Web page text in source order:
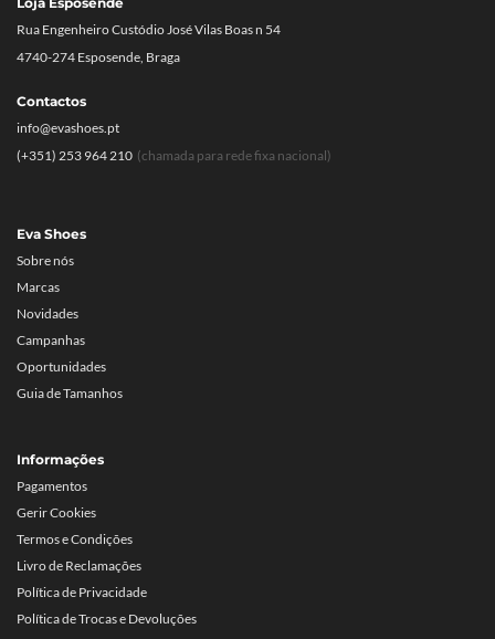
Eva Shoes
Sobre nós
Marcas
Novidades
Campanhas
Oportunidades
Guia de Tamanhos
Informações
Pagamentos
Gerir Cookies
Termos e Condições
Livro de Reclamações
Política de Privacidade
Política de Trocas e Devoluções
Rua Engenheiro Custódio José Vilas Boas n 54
4740-274 Esposende, Braga
Contactos
info@evashoes.pt
(+351) 253 964 210 (chamada para rede fixa nacional)